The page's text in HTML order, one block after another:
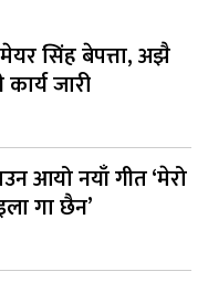
सिंह बेपत्ता, अझै
जारी
आयो नयाँ गीत ‘मेरो
गा छैन’